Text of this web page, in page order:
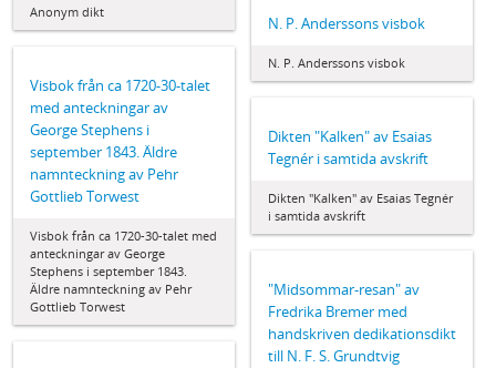
Anonym dikt
N. P. Anderssons visbok
N. P. Anderssons visbok
Visbok från ca 1720-30-talet
med anteckningar av
George Stephens i
september 1843. Äldre
namnteckning av Pehr
Gottlieb Torwest
Visbok från ca 1720-30-talet med
anteckningar av George
Stephens i september 1843.
Äldre namnteckning av Pehr
Gottlieb Torwest
Dikten "Kalken" av Esaias
Tegnér i samtida avskrift
Dikten "Kalken" av Esaias Tegnér
i samtida avskrift
"Midsommar-resan" av
Fredrika Bremer med
handskriven dedikationsdikt
till N. F. S. Grundtvig